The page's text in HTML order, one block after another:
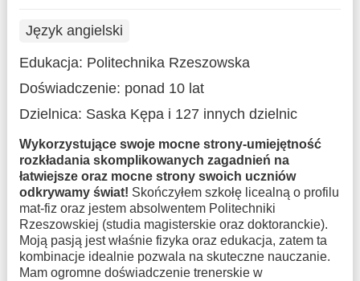
Język angielski
Edukacja: Politechnika Rzeszowska
Doświadczenie: ponad 10 lat
Dzielnica: Saska Kępai 127 innych dzielnic
Wykorzystujące swoje mocne strony-umiejętność
rozkładania skomplikowanych zagadnień na
łatwiejsze oraz mocne strony swoich uczniów
odkrywamy świat! Skończyłem szkołę licealną o profilu
mat-fiz oraz jestem absolwentem Politechniki
Rzeszowskiej (studia magisterskie oraz doktoranckie).
Moją pasją jest właśnie fizyka oraz edukacja, zatem ta
kombinacje idealnie pozwala na skuteczne nauczanie.
Mam ogromne doświadczenie trenerskie w